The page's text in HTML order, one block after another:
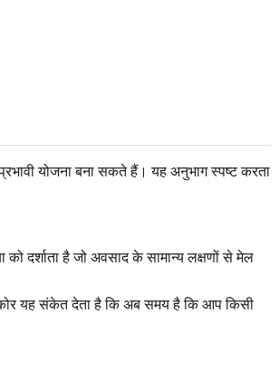
योजना बना सकते हैं। यह अनुभाग स्पष्ट करता
दर्शाता है जो अवसाद के सामान्य लक्षणों से मेल
यह संकेत देता है कि अब समय है कि आप किसी